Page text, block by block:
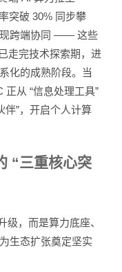
突破 30% 同步攀
现跨端协同 —— 这些
走完技术探索期，进
化的成熟阶段。当
从 “信息处理工具”
伴”，开启个人计算
“三重核心突
，而是算力底座、
生态扩张奠定坚实